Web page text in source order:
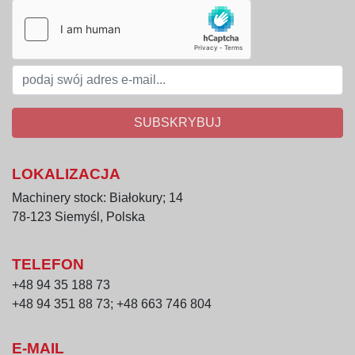
Łatwa obsługa: intuicyjna konstrukcja
pozwala na szybkie wdrożenie w linii
produkcyjnej.
Zastosowanie:
opakowań plastikowych z twardą folią, przy
jednoczesnym zachowaniu wysokiej wydajności
linii produkcyjnej.
SUBSKRYBUJ
LOKALIZACJA
Machinery stock: Białokury; 14
78-123 Siemyśl, Polska
TELEFON
+48 94 35 188 73
+48 94 351 88 73; +48 663 746 804
E-MAIL